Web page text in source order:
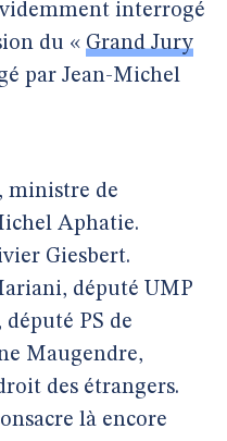
interrogé
du « Grand Jury
par Jean-Michel
ministre de
Aphatie.
Giesbert.
député UMP
PS de
Maugendre,
des étrangers.
là encore